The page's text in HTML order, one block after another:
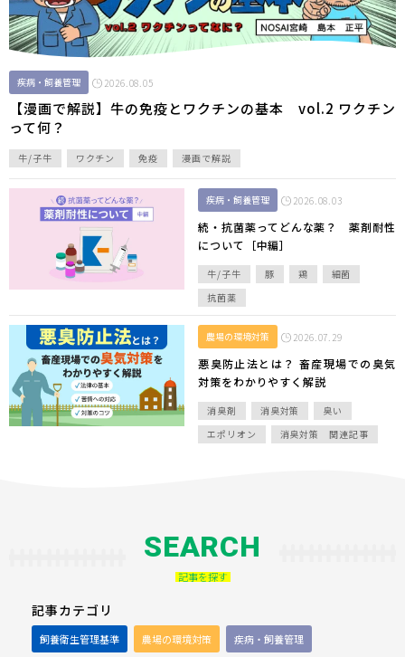
疾病・飼養管理 2026.08.05
【漫画で解説】牛の免疫とワクチンの基本 vol.2 ワクチン
って何？
牛/子牛 ワクチン 免疫 漫画で解説
疾病・飼養管理 2026.08.03
続・抗菌薬ってどんな薬？ 薬剤耐性
について［中編］
牛/子牛 豚 鶏
細菌
抗菌薬
農場の環境対策 2026.07.29
悪臭防止法とは？ 畜産現場での臭気
対策をわかりやすく解説
消臭剤 消臭対策
臭い
エポリオン
消臭対策 関連記事
SEARCH
記事を探す
記事カテゴリ
飼養衛生管理基準 農場の環境対策 疾病・飼養管理